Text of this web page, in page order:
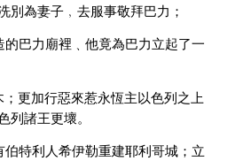
別為妻子﹐去服事敬拜巴力；
巴力廟裡﹑他竟為巴力立起了一
更加行惡來惹永恆主以色列之上
列諸王更壞。
特利人希伊勒重建耶利哥城；立